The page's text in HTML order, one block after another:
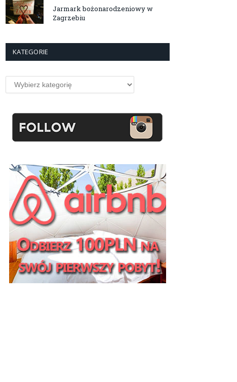
Jarmark bożonarodzeniowy w
Zagrzebiu
KATEGORIE
Kategorie